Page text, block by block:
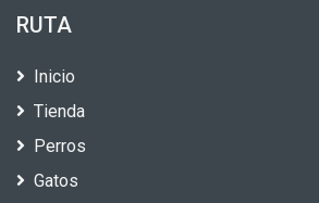
RUTA
Inicio
Tienda
Perros
Gatos